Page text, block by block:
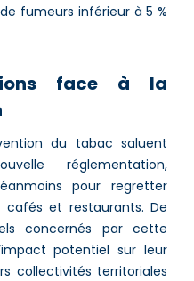
fumeurs inférieur à 5 %
face à la
du tabac saluent
réglementation,
pour regretter
cafés et restaurants. De
concernés par cette
potentiel sur leur
collectivités territoriales